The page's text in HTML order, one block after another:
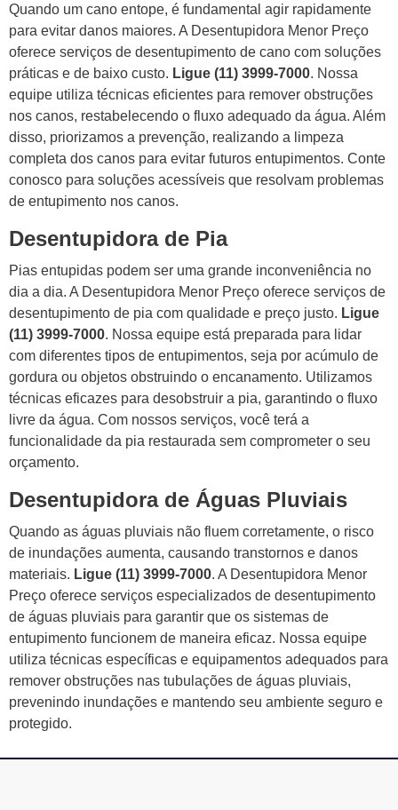
Quando um cano entope, é fundamental agir rapidamente
para evitar danos maiores. A Desentupidora Menor Preço
oferece serviços de desentupimento de cano com soluções
práticas e de baixo custo. Ligue (11) 3999-7000. Nossa
equipe utiliza técnicas eficientes para remover obstruções
nos canos, restabelecendo o fluxo adequado da água. Além
disso, priorizamos a prevenção, realizando a limpeza
completa dos canos para evitar futuros entupimentos. Conte
conosco para soluções acessíveis que resolvam problemas
de entupimento nos canos.
Desentupidora de Pia
Pias entupidas podem ser uma grande inconveniência no
dia a dia. A Desentupidora Menor Preço oferece serviços de
desentupimento de pia com qualidade e preço justo. Ligue
(11) 3999-7000. Nossa equipe está preparada para lidar
com diferentes tipos de entupimentos, seja por acúmulo de
gordura ou objetos obstruindo o encanamento. Utilizamos
técnicas eficazes para desobstruir a pia, garantindo o fluxo
livre da água. Com nossos serviços, você terá a
funcionalidade da pia restaurada sem comprometer o seu
orçamento.
Desentupidora de Águas Pluviais
Quando as águas pluviais não fluem corretamente, o risco
de inundações aumenta, causando transtornos e danos
materiais. Ligue (11) 3999-7000. A Desentupidora Menor
Preço oferece serviços especializados de desentupimento
de águas pluviais para garantir que os sistemas de
entupimento funcionem de maneira eficaz. Nossa equipe
utiliza técnicas específicas e equipamentos adequados para
remover obstruções nas tubulações de águas pluviais,
prevenindo inundações e mantendo seu ambiente seguro e
protegido.